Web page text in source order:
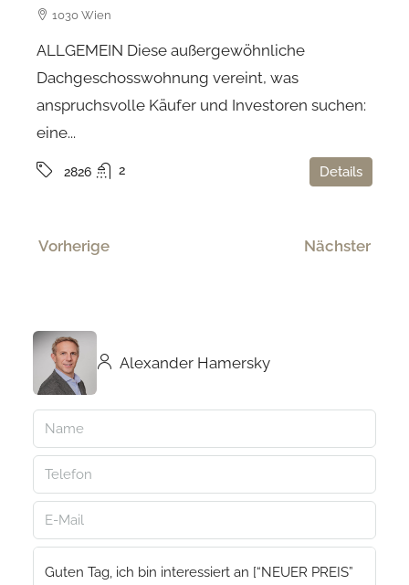
1030 Wien
ALLGEMEIN Diese außergewöhnliche
Dachgeschosswohnung vereint, was
anspruchsvolle Käufer und Investoren suchen:
eine...
2826 2 Details
Vorherige Nächster
Alexander Hamersky